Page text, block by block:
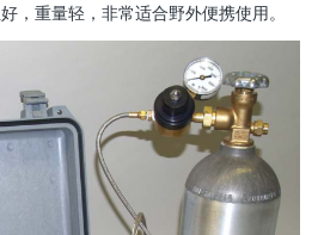
，重量轻，非常适合野外便携使用。